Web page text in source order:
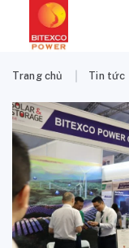
Trang chủ Tin tức